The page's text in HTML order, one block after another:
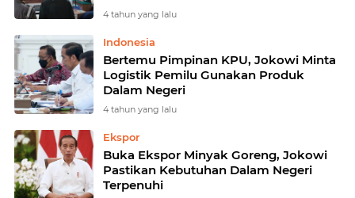
4 tahun yang lalu
Indonesia
Bertemu Pimpinan KPU, Jokowi Minta
Logistik Pemilu Gunakan Produk
Dalam Negeri
4 tahun yang lalu
Ekspor
Buka Ekspor Minyak Goreng, Jokowi
Pastikan Kebutuhan Dalam Negeri
Terpenuhi